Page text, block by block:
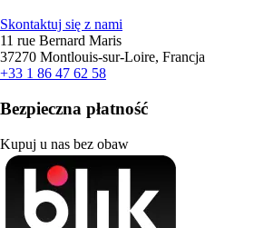
Skontaktuj się z nami
11 rue Bernard Maris
37270 Montlouis-sur-Loire, Francja
+33 1 86 47 62 58
Bezpieczna płatność
Kupuj u nas bez obaw